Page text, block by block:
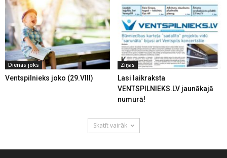
Dienas joks
Ventspilnieks joko (29.VIII)
Ziņas
Lasi laikraksta
VENTSPILNIEKS.LV jaunākajā
numurā!
Skatīt vairāk